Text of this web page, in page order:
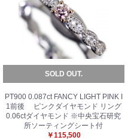
SOLD OUT.
PT900 0.087ct FANCY LIGHT PINK I
1前後 ピンクダイヤモンド リング
0.06ctダイヤモンド ※中央宝石研究
所ソーティングシート付
￥115,500